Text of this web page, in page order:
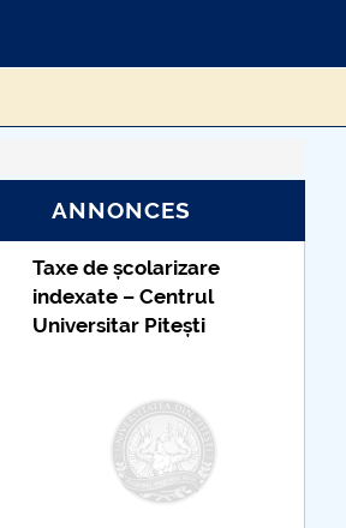
ANNONCES
Taxe de școlarizare
indexate – Centrul
Universitar Pitești